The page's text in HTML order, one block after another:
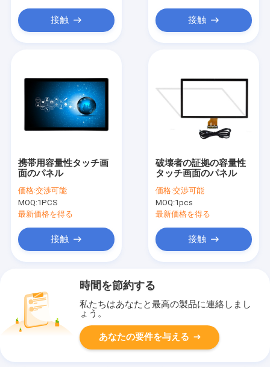
接触 接触
携帯用容量性タッチ画
面のパネル
価格:交渉可能
MOQ:1PCS
最新価格を得る
接触
破壊者の証拠の容量性
タッチ画面のパネル
価格:交渉可能
MOQ:1pcs
最新価格を得る
接触
時間を節約する
私たちはあなたと最高の製品に連絡しまし
ょう。
あなたの要件を与える